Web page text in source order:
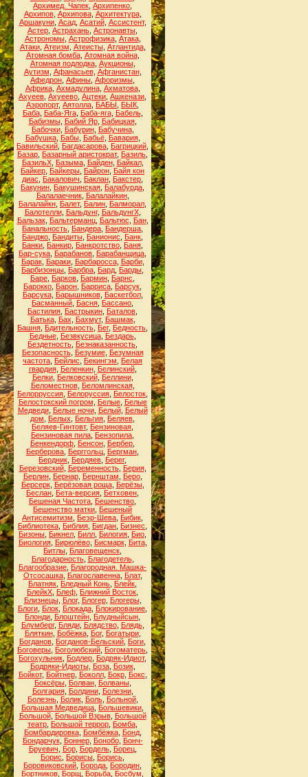
Архимед. Чапек Архипенко
Архипов, Архипова, Архитектура,
Аршакуни, Асад, Асатий, Ассистент,
Астер Астрахань Астронавты
Астрономы, Астрофизика, Атака,
Атаки, Атеизм Атеисты, Атлантида,
Атомная бомба, Атомная война,
Атомная подлодка, Аукционы,
Аутизм Афанасьев, Афганистан,
Афедрон Афины Афоризмы
Африка, Ахмадулина, Ахматова,
Ахуеев Ахуеево Ацтеки Ашкенази
Аэропорт, Аятолла БАБЫ БЫК
Баба, Баба-Яга, Баба-яга, Бабель,
Бабизмы, Бабий Яр, Бабицкая,
Бабочки, Бабурин, Бабучина,
Бабушка, Бабы, Бабьё, Бавария,
Бавильский Багдасарова Багрицкий
Базар Базарный аристократ, Базиль
БазильХ, Базыма, Байден, Байкал,
Байкер Байкеры Байрон Байя кон
диас
Бакалович Баклан Бакстер
Бакунин Бакушинская Балабурда
Балалаечник, Балалайкин,
Балалайкн Балет, Балин Балморал
Балотелли, Бальдунг, БальдунгХ,
Бальзак, Бальтерманц, Бальтюс Бан,
Банальность Бандера Бандерша
Банджо Бандиты Банионис Банк
Банки Банкир Банкротство Баня
Бар-сука Барабанов Барабанщица
Барак, Бараки, Барбаросса, Барби,
Барбизонцы Барбра Бард Барды
Баре Барков Бармин Барнс
Барокко Барон Барриса Барсук
Барсука, Барышников, Баскетбол,
Басманный Басня Бассано
Бастилия Бастрыкин Баталов
Батька, Бах Бахмут, Башмак,
Башня Бдительность Бег, Бедность
Бедные, Безвкусица, Бездарь,
Бездетность Безнаказанность
Безопасность, Безумие, Безумная
частота Бейлис Бекингэм
Белая
гвардия, Беленкин, Белинский,
Белки, Белковский, Беллини,
Беломестнов, Беломлинская,
Белорруссия Белоруссия Белосток
Белостокский погром
Белые, Белые
Медведи, Белые ночи, Белый, Белый
дом
Белых Бельгия Беляев
Беляев-Гинтовт, Бензиновая
Бензиновая пила Бензопила
Бенкендорф Бенсон Бербер
Берберова Берггольц Бергман
Бердник Бердяев Берег,
Березовский, Беременность, Берия,
Берлин, Бернар, Бернштам Беро,
Берсерк, Берёзовая роща, Берёзы,
Беслан Бета-версия Бетховен
Бешеная Частота Бешенство
Бешенство матки Бешеный
Антисемитизм
Беэр-Шева Бибик
Библиотека Библия Бигдан Бизнес
Бизоны Бикнел Билл Билогия Био
Биология, Бирюлёво, Бисмарк, Бита,
Битлы Благовещенск
Благодарность, Благодетель,
Благообразие Благородная. Машка-
Отсосашка, Благославенна, Блат,
Блатняк Бледный Конь Блейк
БлейкХ Блеф Ближний Восток
Близнецы, Блог, Блогер, Блогеры,
Блоги Блок Блокада Блокирование
Блонди Блоштейн Блудныйсын
Блумберг, Бляди, Блядство, Блядь,
Бляткин, Бобёжка, Бог, Богатыри,
Богданов Богданов-Бельский Боги
Боговеры Боголюбский Богоматерь
Богохульник Бодлер Бодряк-Идиот,
Бодряки-Идиоты, Боза, Бозик,
Бойкот, Бойтнер, Боколл, Бокр, Бокс
Боксёры, Болван, Болваны,
Болгария, Болдини, Болезни,
Болезнь, Болик, Боль, Больной,
Большая Медведица Большевики
Большой, Большой Взрыв, Большой
театр Большой террор Бомба
Бомбардировка, Бомбёжка, Бонд,
Бондарчук, Боннер, Бонобо, Бонч-
Бруевич
Бор, Бордель, Борец,
Борис
Борисы Борись
Боровиковский Борода Бородин
Бортников Борщ Борьба Босбум